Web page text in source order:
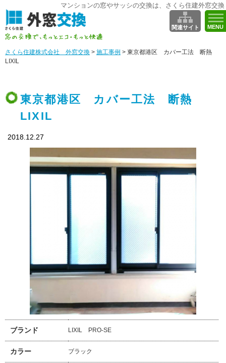
関連サイト MENU
マンションの窓やサッシの交換は、さくら住建外窓交換
さくら住建株式会社 外窓交換 > 施工事例 > 東京都港区 カバー工法 断熱
LIXIL
東京都港区 カバー工法 断熱
LIXIL
2018.12.27
ブランド LIXIL PRO-SE
カラー ブラック